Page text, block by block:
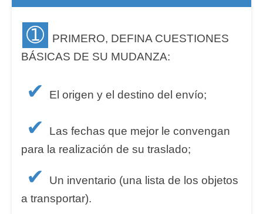
➀
PRIMERO, DEFINA CUESTIONES
BÁSICAS DE SU MUDANZA:
✔ El origen y el destino del envío;
✔
Las fechas que mejor le convengan
para la realización de su traslado;
✔
Un inventario (una lista de los objetos
a transportar).